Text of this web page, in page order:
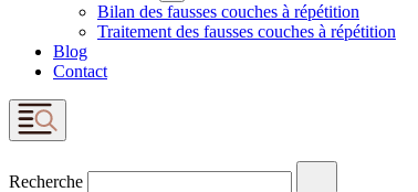
Bilan des fausses couches à répétition
Traitement des fausses couches à répétition
Blog
Contact
Recherche